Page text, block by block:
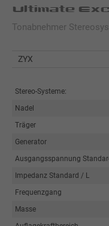
Ultimate
Tonabnehmer
ZYX
Stereo-Systeme:
Nadel
Träger
Generator
Ausgangsspannung
Impedanz Standard / L
Frequenzgang
Masse